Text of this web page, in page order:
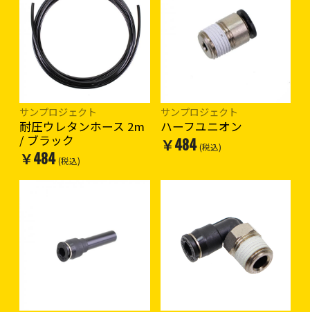
サンプロジェクト
耐圧ウレタンホース 2m
/ ブラック
￥484 (税込)
サンプロジェクト
ハーフユニオン
￥484 (税込)